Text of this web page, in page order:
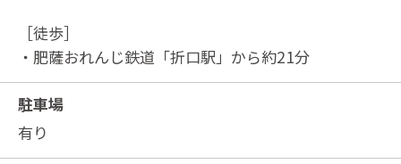
［徒歩］
・肥薩おれんじ鉄道「折口駅」から約21分
駐車場
有り